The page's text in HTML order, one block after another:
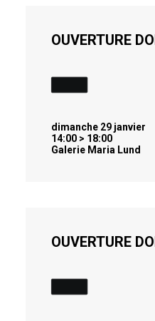
OUVERTURE
dimanche 29 janvier
14:00 > 18:00
Galerie Maria Lund
OUVERTURE